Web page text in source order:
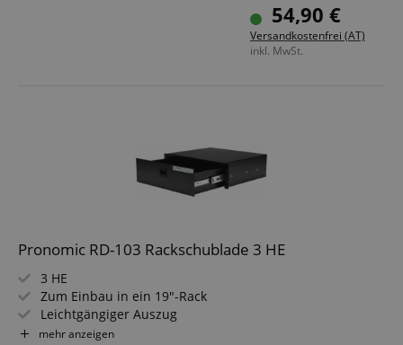
54,90 €
Versandkostenfrei (AT)
inkl. MwSt.
Pronomic RD-103 Rackschublade 3 HE
3 HE
Zum Einbau in ein 19"-Rack
Leichtgängiger Auszug
Material: Stahlblech
mehr anzeigen